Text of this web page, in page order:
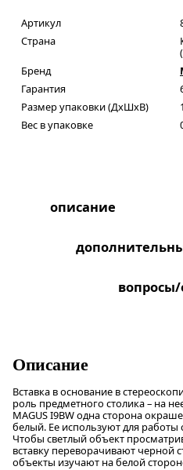
Артикул
Страна
Бренд
Гарантия
Размер упаковки (ДxШxВ)
Вес в упаковке
описание
Описание
Вставка в основание в
роль предметного столика – на
MAGUS I9BW одна сторона
белый. Ее используют для
Чтобы светлый объект
вставку переворачивают черной
объекты изучают на белой